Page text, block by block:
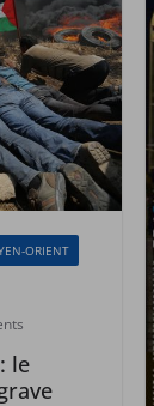
ORIENT
le